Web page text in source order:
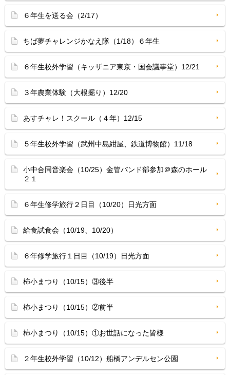
６年生を送る会（2/17）
ちば夢チャレンジかなえ隊（1/18）６年生
６年生校外学習（キッザニア東京・国会議事堂）12/21
３年農業体験（大根掘り）12/20
あすチャレ！スクール（４年）12/15
５年生校外学習（武州中島紺屋、鉄道博物館）11/18
小中合同音楽会（10/25）金管バンド部参加＠森のホール
２１
６年生修学旅行２日目（10/20）日光方面
給食試食会（10/19、10/20）
６年修学旅行１日目（10/19）日光方面
柿小まつり（10/15）③後半
柿小まつり（10/15）②前半
柿小まつり（10/15）①お世話になった皆様
２年生校外学習（10/12）船橋アンデルセン公園